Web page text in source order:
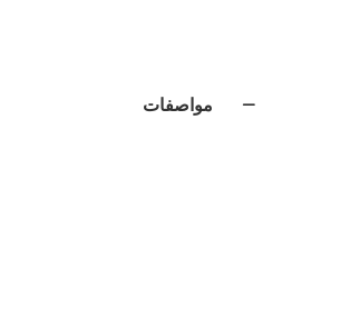
مواصفات